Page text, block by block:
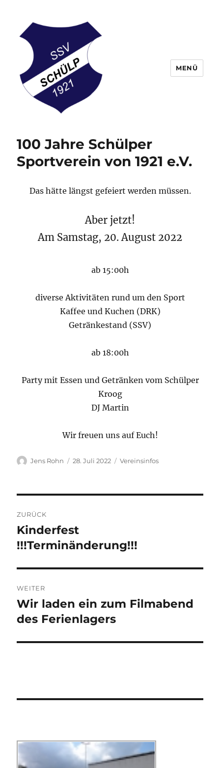
MENÜ
100 Jahre Schülper
Sportverein von 1921 e.V.
Das hätte längst gefeiert werden müssen.
Aber jetzt!
Am Samstag, 20. August 2022
ab 15:00h
diverse Aktivitäten rund um den Sport
Kaffee und Kuchen (DRK)
Getränkestand (SSV)
ab 18:00h
Party mit Essen und Getränken vom Schülper
Kroog
DJ Martin
Wir freuen uns auf Euch!
Autor
Jens Rohn
Veröffentlicht
28. Juli 2022 Kategorien
Vereinsinfos
ZURÜCK
Vorheriger
Beitrag:
Kinderfest
!!!Terminänderung!!!
WEITER
Nächster
Beitrag:
Wir laden ein zum Filmabend
des Ferienlagers